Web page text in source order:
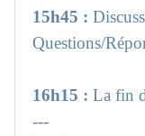
15h45 :
Questions/
16h15 : La fin
---